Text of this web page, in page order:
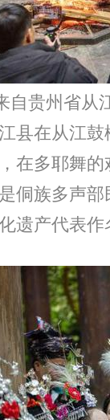
自贵州省从
县在从江鼓
在多耶舞
侗族多声
遗产代表